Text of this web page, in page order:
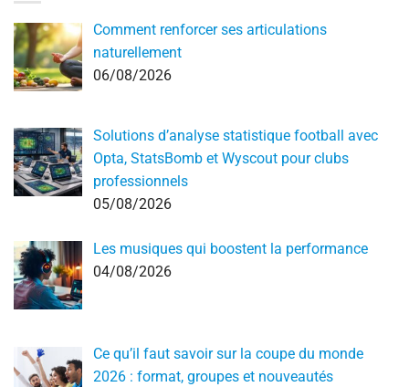
Comment renforcer ses articulations
naturellement
06/08/2026
Solutions d’analyse statistique football avec
Opta, StatsBomb et Wyscout pour clubs
professionnels
05/08/2026
Les musiques qui boostent la performance
04/08/2026
Ce qu’il faut savoir sur la coupe du monde
2026 : format, groupes et nouveautés